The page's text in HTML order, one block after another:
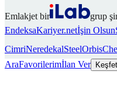
Emlakjet bir
grup
EndeksaKariyer.netİşin Olsun
CimriNeredekalSteelOrbis
AraFavorilerimİlan Ver Keşfet